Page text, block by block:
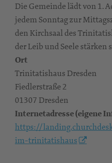
Die Gemeinde lädt von 1.
jedem Sonntag zur
den Kirchsaal des
der Leib und Seele stärken
Ort
Trinitatishaus Dresden
Fiedlerstraße 2
01307 Dresden
Internetadresse (eigene
https://
im-trinitatishaus